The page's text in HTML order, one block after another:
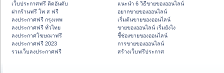
เว็บประกาศฟรี ติดอันดับ
ฝากร้านฟรี โพ ส ฟรี
ลงประกาศฟรี กรุงเทพ
ลงประกาศฟรี ทั่วไทย
ลงประกาศโฆษณาฟรี
ลงประกาศฟรี 2023
รวมเว็บลงประกาศฟรี
แนะนำ 6 วิธีขายของออนไลน์
อยากขายของออนไลน์
เริ่มต้นขายของออนไลน์
ขายของออนไลน์ เริ่มยังไง
ชี้ช่องขายของออนไลน์
การขายของออนไลน์
สร้างเว็บฟรีประกาศ